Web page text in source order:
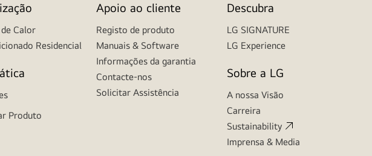
Calor
Residencial
Produto
Apoio ao cliente
Registo de produto
Manuais & Software
Informações da garantia
Contacte-nos
Solicitar Assistência
Descubra
LG SIGNATURE
LG Experience
Sobre a LG
A nossa Visão
Carreira
Sustainability
Imprensa & Media